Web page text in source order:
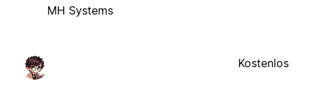
MH Systems
Kostenlos